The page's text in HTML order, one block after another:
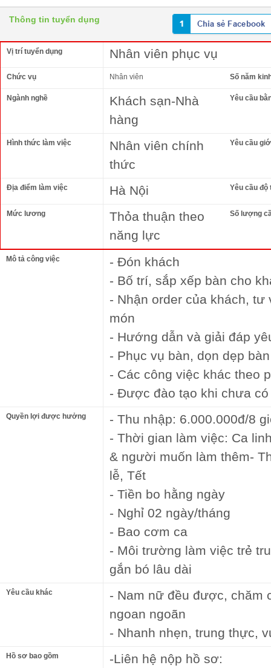
Thông tin tuyển dụng
Vị trí tuyển dụng Nhân viên phục vụ
Chức vụ Nhân viên Số năm
Ngành nghề
Khách sạn-Nhà
hàng
Yêu cầu
Hình thức làm việc
Nhân viên chính
thức
Yêu cầu
Địa điểm làm việc Hà Nội Yêu cầu độ
Mức lương
Thỏa thuận theo
năng lực
Số lượng
Mô tả công việc
- Đón khách
- Bố trí, sắp xếp bàn cho
- Nhận order của khách,
món
- Hướng dẫn và giải đáp
- Phục vụ bàn, dọn dẹp
- Các công việc khác theo
- Được đào tạo khi chưa
Quyền lợi được hưởng
- Thu nhập: 6.000.000đ/8
- Thời gian làm việc: Ca
& người muốn làm thêm-
lễ, Tết
- Tiền bo hằng ngày
- Nghỉ 02 ngày/tháng
- Bao cơm ca
- Môi trường làm việc trẻ
gắn bó lâu dài
Yêu cầu khác
- Nam nữ đều được, chăm
ngoan ngoãn
- Nhanh nhẹn, trung thực,
Hồ sơ bao gồm
-Liên hệ nộp hồ sơ: